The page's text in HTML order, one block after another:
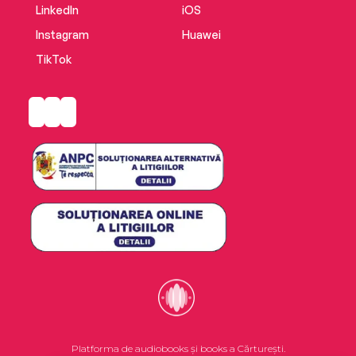
LinkedIn
Instagram
TikTok
iOS
Huawei
Platforma de audiobooks și books a Cărturești.